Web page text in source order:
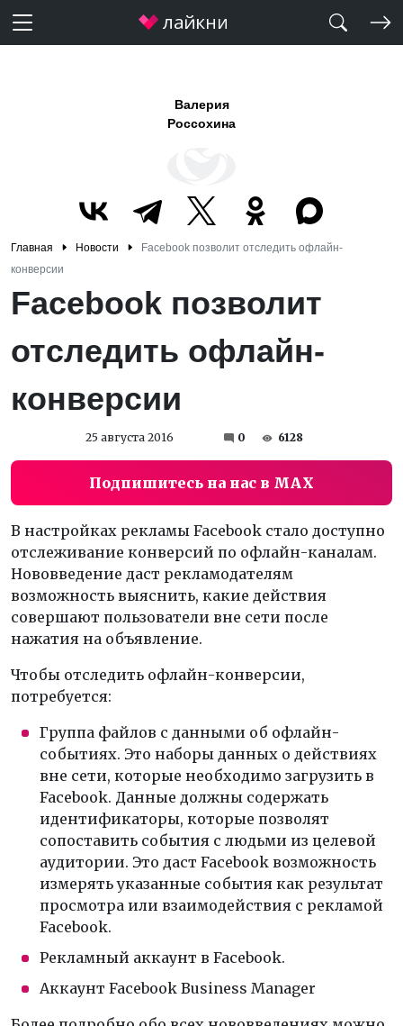
Валерия
Россохина
Главная Новости
Facebook позволит отследить офлайн-
конверсии
Facebook позволит
отследить офлайн-
конверсии
25 августа 2016 0 6128
Подпишитесь на нас в MAX
В настройках рекламы Facebook стало доступно
отслеживание конверсий по офлайн-каналам.
Нововведение даст рекламодателям
возможность выяснить, какие действия
совершают пользователи вне сети после
нажатия на объявление.
Чтобы отследить офлайн-конверсии,
потребуется:
Группа файлов с данными об офлайн-
событиях. Это наборы данных о действиях
вне сети, которые необходимо загрузить в
Facebook. Данные должны содержать
идентификаторы, которые позволят
сопоставить события с людьми из целевой
аудитории. Это даст Facebook возможность
измерять указанные события как результат
просмотра или взаимодействия с рекламой
Facebook.
Рекламный аккаунт в Facebook.
Аккаунт Facebook Business Manager